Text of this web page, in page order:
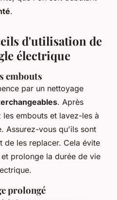
.
d'utilisation de
électrique
embouts
par un nettoyage
. Après
embouts et lavez-les à
Assurez-vous qu'ils sont
de les replacer. Cela évite
prolonge la durée de vie
prolongé